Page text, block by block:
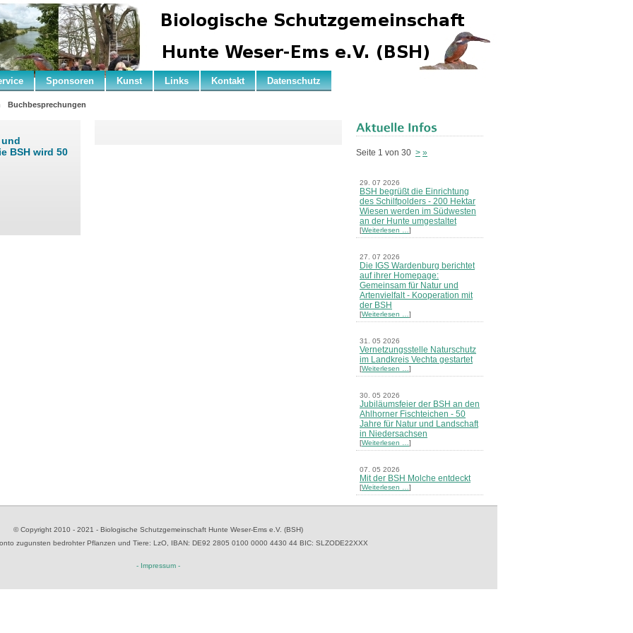
Sponsoren Kunst Links Kontakt Datenschutz
Buchbesprechungen
BSH wird 50
Seite 1 von 30 > »
29. 07 2026
BSH begrüßt die Einrichtung
des Schilfpolders - 200 Hektar
Wiesen werden im Südwesten
an der Hunte umgestaltet
[Weiterlesen … ]
27. 07 2026
Die IGS Wardenburg berichtet
auf ihrer Homepage:
Gemeinsam für Natur und
Artenvielfalt - Kooperation mit
der BSH
[Weiterlesen … ]
31. 05 2026
Vernetzungsstelle Naturschutz
im Landkreis Vechta gestartet
[Weiterlesen … ]
30. 05 2026
Jubiläumsfeier der BSH an den
Ahlhorner Fischteichen - 50
Jahre für Natur und Landschaft
in Niedersachsen
[Weiterlesen … ]
07. 05 2026
Mit der BSH Molche entdeckt
[Weiterlesen … ]
[Weiterlesen …
© Copyright 2010 - 2021 - Biologische Schutzgemeinschaft Hunte Weser-Ems e.V. (BSH)
zugunsten bedrohter Pflanzen und Tiere: LzO, IBAN: DE92 2805 0100 0000 4430 44 BIC: SLZODE22XXX
- Impressum -